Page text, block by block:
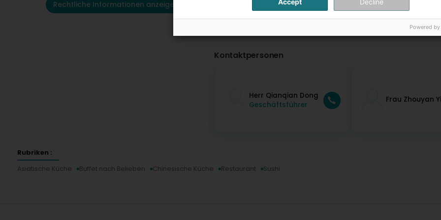
Rechtliche Informationen anzeigen
Kontaktpersonen
Herr Qianqian Dong
Geschäftsführer
Frau Zhouyan
Rubriken :
Asiatische Küche
Buffet nach Belieben Chinesische Küche Restaurant Sushi
Accept Decline
Powered by